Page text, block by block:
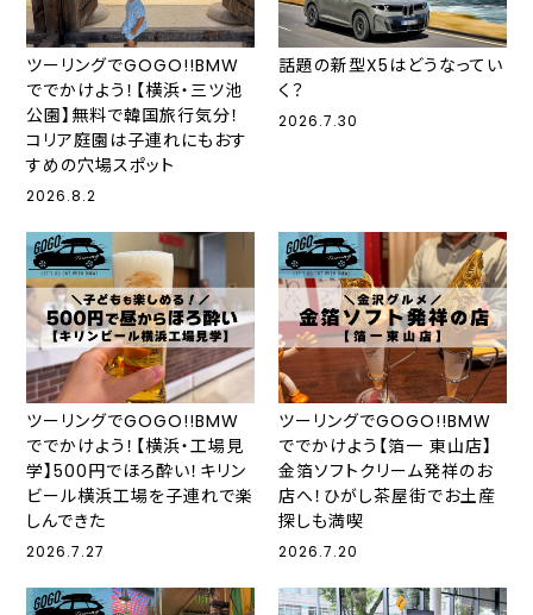
ツーリングでGOGO!!BMW
ででかけよう！【横浜・三ツ池
公園】無料で韓国旅行気分！
コリア庭園は子連れにもおす
すめの穴場スポット
2026.8.2
話題の新型X5はどうなってい
く？
2026.7.30
ツーリングでGOGO!!BMW
ででかけよう！【横浜・工場見
学】500円でほろ酔い！キリン
ビール横浜工場を子連れで楽
しんできた
2026.7.27
ツーリングでGOGO!!BMW
ででかけよう【箔一 東山店】
金箔ソフトクリーム発祥のお
店へ！ひがし茶屋街でお土産
探しも満喫
2026.7.20